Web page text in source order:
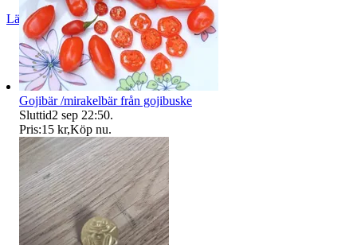
Läs omdömen Följ
Gojibär /mirakelbär från gojibuske
Sluttid2 sep 22:50.
Pris:15 kr,Köp nu.